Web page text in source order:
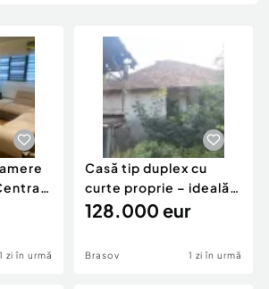
profesionale
Vehicule
1 zi în urmă
Casă tip duplex cu
curte proprie – ideală
pentru renovar
128.000 eur
Brasov 1 zi în urmă